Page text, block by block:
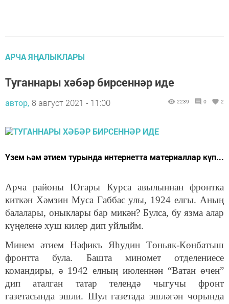
АРЧА ЯҢАЛЫКЛАРЫ
Туганнары хәбәр бирсеннәр иде
автор, 8 август 2021 - 11:00 2239 0 2
Үзем һәм әтием турында интернетта материаллар күп...
Арча районы Югары Курса авылыннан фронтка
киткән Хәмзин Муса Габбас улы, 1924 елгы. Аның
балалары, оныклары бар микән? Булса, бу язма алар
күңеленә хуш килер дип уйлыйм.
Минем әтием Нәфикъ Яһудин Төньяк-Көнбатыш
фронтта була. Башта миномет отделениесе
командиры, ә 1942 елның июленнән “Ватан өчен”
дип аталган татар телендә чыгучы фронт
газетасында эшли. Шул газетада эшләгән чорында